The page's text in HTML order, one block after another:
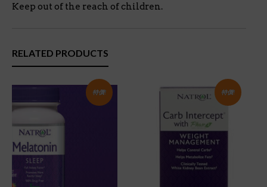
Keep out of the reach of children.
RELATED PRODUCTS
特價! 特價!